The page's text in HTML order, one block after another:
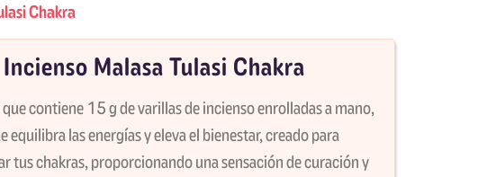
Chakra
Malasa Tulasi Chakra
contiene 15 g de varillas de incienso enrolladas a mano,
equilibra las energías y eleva el bienestar, creado para
tus chakras, proporcionando una sensación de curación y